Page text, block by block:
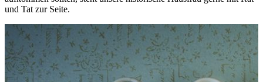
und Tat zur Seite.